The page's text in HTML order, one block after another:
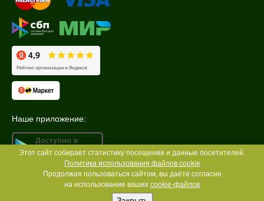
Наше приложение:
Этот сайт собирает статистику посещения и данные посетителей.
Политика использования файлов cookie
Продолжая пользоваться сайтом, вы даёте согласие
на использование ваших cookie-файлов